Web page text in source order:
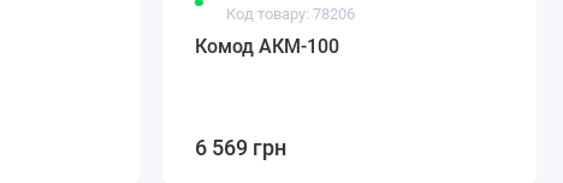
Код товару: 78206
Комод АКМ-100
6 569 грн